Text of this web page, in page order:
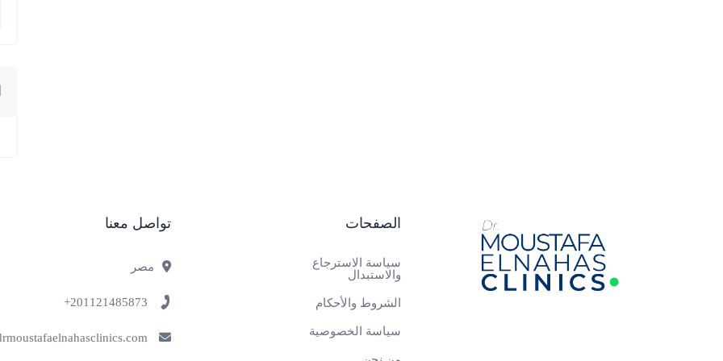
الصفحات
سياسة الاسترجاع
والاستبدال
الشروط والأحكام
سياسة الخصوصية
تواصل معنا
مصر